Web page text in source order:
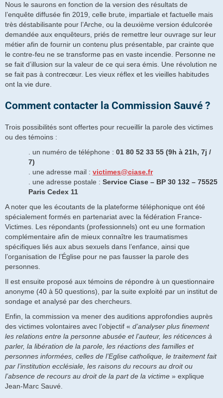
Nous le saurons en fonction de la version des résultats de
l’enquête diffusée fin 2019, celle brute, impartiale et factuelle mais
très déstabilisante pour l’Arche, ou la deuxième version édulcorée
demandée aux enquêteurs, priés de remettre leur ouvrage sur leur
métier afin de fournir un contenu plus présentable, par crainte que
le contre-feu ne se transforme pas en vaste incendie. Personne ne
se fait d’illusion sur la valeur de ce qui sera émis. Une révolution ne
se fait pas à contrecœur. Les vieux réflex et les vieilles habitudes
ont la vie dure.
Comment contacter la Commission Sauvé ?
Trois possibilités sont offertes pour recueillir la parole des victimes
ou des témoins :
. un numéro de téléphone :01 80 52 33 55 (9h à 21h, 7j /
7)
. une adresse mail :victimes@ciase.fr
. une adresse postale :Service Ciase – BP 30 132 – 75525
Paris Cedex 11
A noter que les écoutants de la plateforme téléphonique ont été
spécialement formés en partenariat avec la fédération France-
Victimes. Les répondants (professionnels) ont eu une formation
complémentaire afin de mieux connaître les traumatismes
spécifiques liés aux abus sexuels dans l’enfance, ainsi que
l’organisation de l’Église pour ne pas fausser la parole des
personnes.
Il est ensuite proposé aux témoins de répondre à un questionnaire
anonyme (40 à 50 questions), par la suite exploité par un institut de
sondage et analysé par des chercheurs.
Enfin, la commission va mener des auditions approfondies auprès
des victimes volontaires avec l’objectif « d’analyser plus finement
les relations entre la personne abusée et l’auteur, les réticences à
parler, la libération de la parole, les réactions des familles et
personnes informées, celles de l’Eglise catholique, le traitement fait
par l’institution ecclésiale, les raisons du recours au droit ou
l’absence de recours au droit de la part de la victime » explique
Jean-Marc Sauvé.